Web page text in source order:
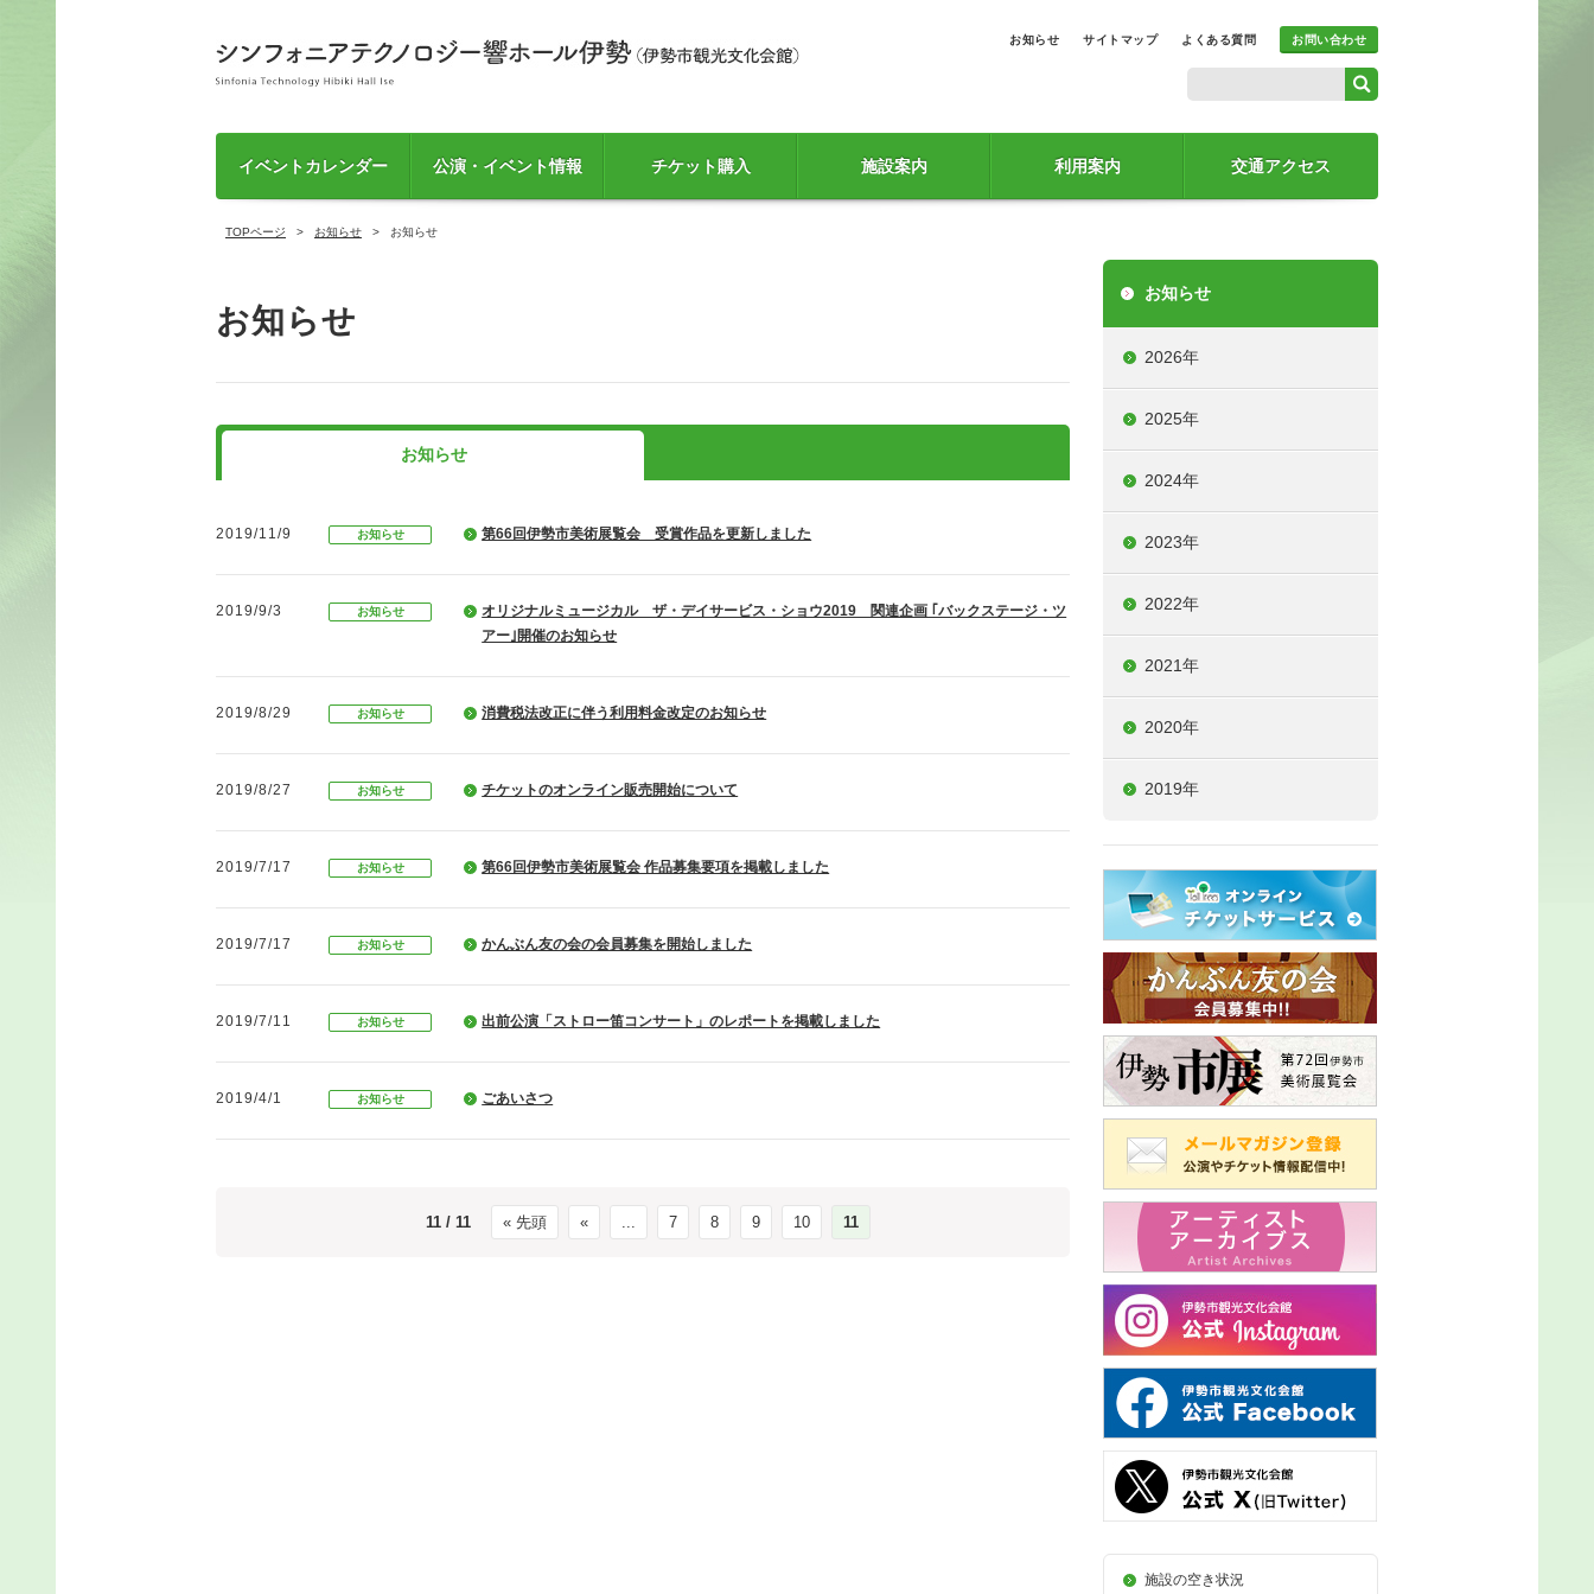
お知らせ サイトマップ よくある質問 お問い合わせ
イベントカレンダー 公演・イベント情報 チケット購入 施設案内 利用案内 交通アクセス
TOPページ お知らせ お知らせ
お知らせ
お知らせ
2019/11/9 お知らせ 第66回伊勢市美術展覧会 受賞作品を更新しました
2019/9/3 お知らせ
オリジナルミュージカル ザ・デイサービス・ショウ2019 関連企画 ｢バックステージ・ツ
アー｣開催のお知らせ
2019/8/29 お知らせ 消費税法改正に伴う利用料金改定のお知らせ
2019/8/27 お知らせ チケットのオンライン販売開始について
2019/7/17 お知らせ 第66回伊勢市美術展覧会 作品募集要項を掲載しました
2019/7/17 お知らせ かんぶん友の会の会員募集を開始しました
2019/7/11 お知らせ 出前公演「ストロー笛コンサート」のレポートを掲載しました
2019/4/1 お知らせ ごあいさつ
11 / 11 « 先頭 « ... 7 8 9 10 11
お知らせ
2026年
2025年
2024年
2023年
2022年
2021年
2020年
2019年
施設の空き状況